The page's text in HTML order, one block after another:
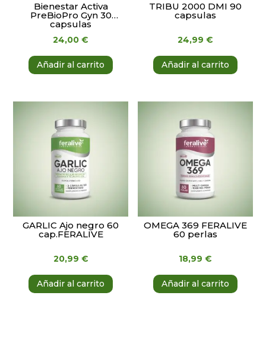
Bienestar Activa
PreBioPro Gyn 30
capsulas
24,00€
Añadir al carrito
TRIBU 2000 DMI 90
capsulas
24,99 €
Añadir al carrito
GARLIC Ajo negro 60
cap.FERALIVE
20,99 €
Añadir al carrito
OMEGA 369 FERALIVE
60 perlas
18,99 €
Añadir al carrito